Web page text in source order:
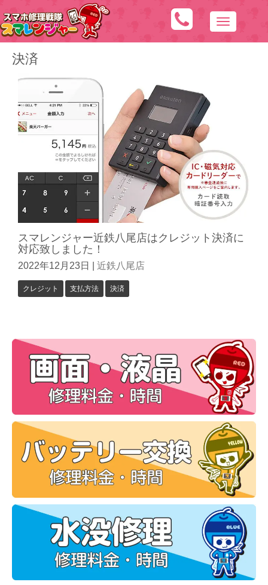
N
a
o
n
決済
スマレンジャー近鉄八尾店はクレジット決済に
対応致しました！
2022年12月23日 近鉄八尾店
クレジット 支払方法 決済